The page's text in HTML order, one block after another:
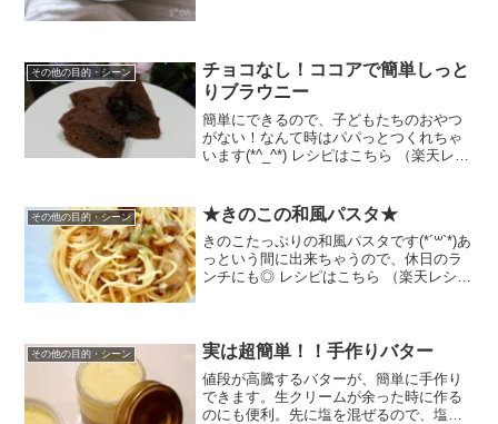
その他の目的・シーン
チョコなし！ココアで簡単しっと
りブラウニー
簡単にできるので、子どもたちのおやつ
がない！なんて時はパパっとつくれちゃ
います(*^_^*) レシピはこちら （楽天レシ
みんなのレビュー
その他の目的・シーン ★きのこの和風パスタ★
きのこたっぷりの和風パスタです(*´꒳`*)あ
っという間に出来ちゃうので、休日のラ
ンチにも◎ レシピはこちら （楽天レシ
レビュ...
その他の目的・シーン 実は超簡単！！手作りバター
値段が高騰するバターが、簡単に手作り
できます。生クリームが余った時に作る
のにも便利。先に塩を混ぜるので、塩味